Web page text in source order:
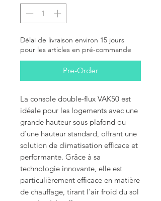
Délai de livraison environ 15 jours
pour les articles en pré-commande
Pre-Order
La console double-flux VAK50 est
idéale pour les logements avec une
grande hauteur sous plafond ou
d'une hauteur standard, offrant une
solution de climatisation efficace et
performante. Grâce à sa
technologie innovante, elle est
particulièrement efficace en matière
de chauffage, tirant l'air froid du sol